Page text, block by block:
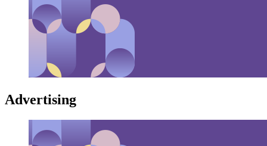
Advertising